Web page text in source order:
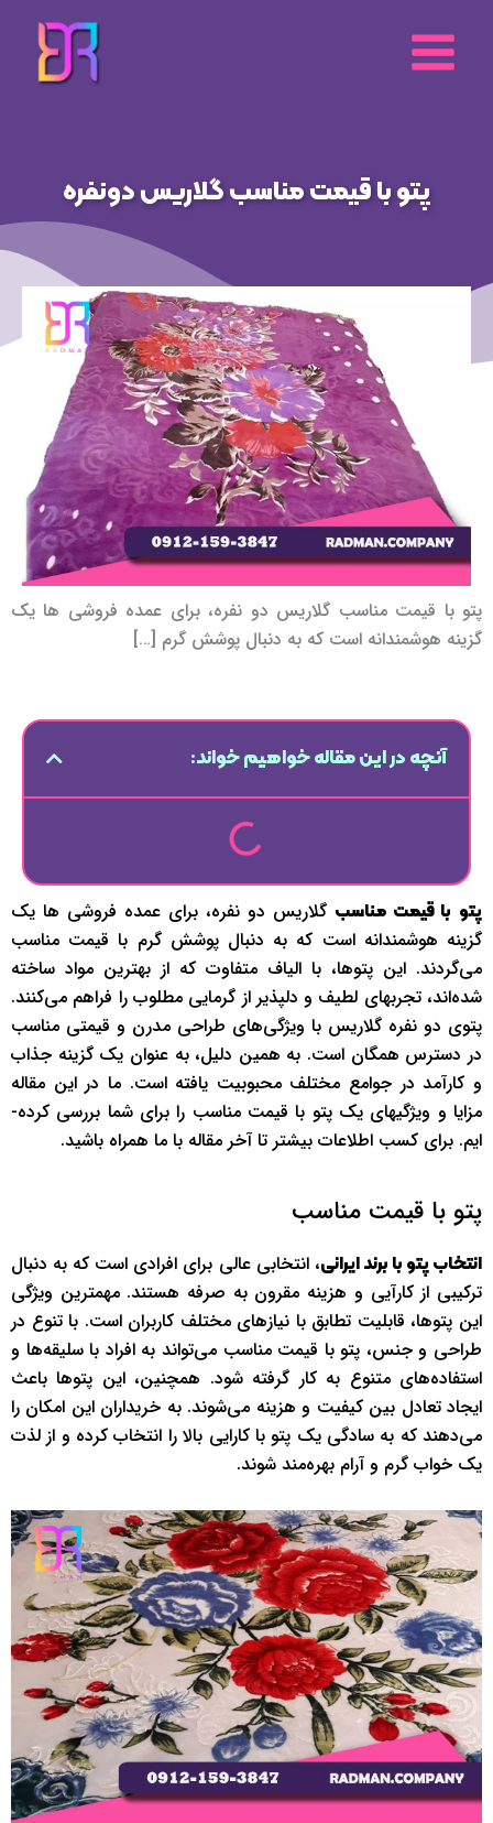
محتوا
پتو با قیمت مناسب گلاریس دونفره
پتو با قیمت مناسب گلاریس دو نفره، برای عمده فروشی ­ها یک
گزینه هوشمندانه است که به دنبال پوشش گرم […]
آنچه در این مقاله خواهیم خواند:
پتو با قیمت مناسب گلاریس دو نفره، برای عمده فروشی ­ها یک
گزینه هوشمندانه است که به دنبال پوشش گرم با قیمت مناسب
می‌گردند. این پتوها، با الیاف متفاوت که از بهترین مواد ساخته
شده‌اند، تجربه­ای لطیف و دلپذیر از گرمایی مطلوب را فراهم می‌کنند.
پتوی دو نفره گلاریس با ویژگی‌های طراحی مدرن و قیمتی مناسب
در دسترس همگان است. به همین دلیل، به عنوان یک گزینه جذاب
و کارآمد در جوامع مختلف محبوبیت یافته است. ما در این مقاله
مزایا و ویژگی­های یک پتو با قیمت مناسب را برای شما بررسی کرده­
ایم. برای کسب اطلاعات بیشتر تا آخر مقاله با ما همراه باشید.
پتو با قیمت مناسب
انتخاب پتو با برند ایرانی، انتخابی عالی برای افرادی است که به دنبال
ترکیبی از کارآیی و هزینه مقرون به صرفه هستند. مهمترین ویژگی
این پتوها، قابلیت تطابق با نیازهای مختلف کاربران است. با تنوع در
طراحی و جنس، پتو با قیمت مناسب می‌تواند به افراد با سلیقه‌ها و
استفاده‌های متنوع به کار گرفته شود. همچنین، این پتوها باعث
ایجاد تعادل بین کیفیت و هزینه می‌شوند. به خریداران این امکان را
می‌دهند که به سادگی یک پتو با کارایی بالا را انتخاب کرده و از لذت
یک خواب گرم و آرام بهره‌مند شوند.